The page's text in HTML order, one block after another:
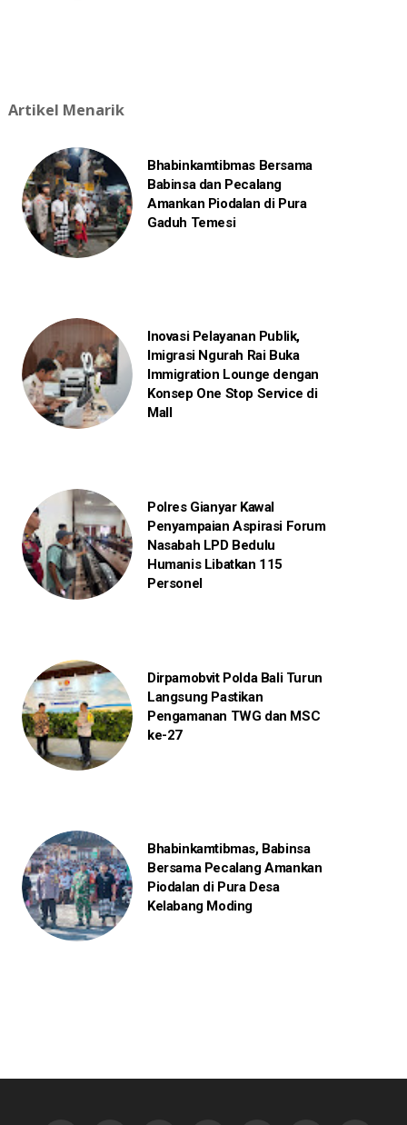
Artikel Menarik
Bhabinkamtibmas Bersama
Babinsa dan Pecalang
Amankan Piodalan di Pura
Gaduh Temesi
Inovasi Pelayanan Publik,
Imigrasi Ngurah Rai Buka
Immigration Lounge dengan
Konsep One Stop Service di
Mall
Polres Gianyar Kawal
Penyampaian Aspirasi Forum
Nasabah LPD Bedulu
Humanis Libatkan 115
Personel
Dirpamobvit Polda Bali Turun
Langsung Pastikan
Pengamanan TWG dan MSC
ke-27
Bhabinkamtibmas, Babinsa
Bersama Pecalang Amankan
Piodalan di Pura Desa
Kelabang Moding